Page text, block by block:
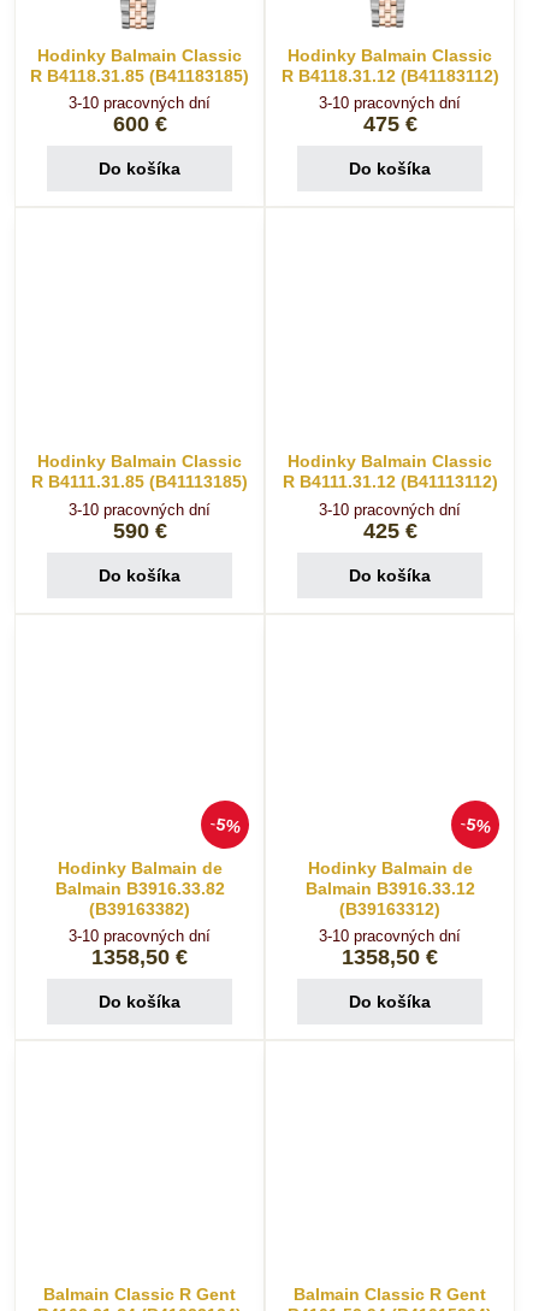
Hodinky Balmain Classic
R B4118.31.85 (B41183185)
3-10 pracovných dní
600 €
Do košíka
Hodinky Balmain Classic
R B4118.31.12 (B41183112)
3-10 pracovných dní
475 €
Do košíka
Hodinky Balmain Classic
R B4111.31.85 (B41113185)
3-10 pracovných dní
590 €
Do košíka
Hodinky Balmain Classic
R B4111.31.12 (B41113112)
3-10 pracovných dní
425 €
Do košíka
5%
Hodinky Balmain de
Balmain B3916.33.82
(B39163382)
3-10 pracovných dní
1358,50 €
Do košíka
5%
Hodinky Balmain de
Balmain B3916.33.12
(B39163312)
3-10 pracovných dní
1358,50 €
Do košíka
Balmain Classic R Gent
Balmain Classic R Gent